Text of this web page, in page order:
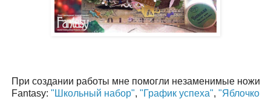
При создании работы мне помогли незаменимые ножи
Fantasy: "Школьный набор", "График успеха", "Яблочко